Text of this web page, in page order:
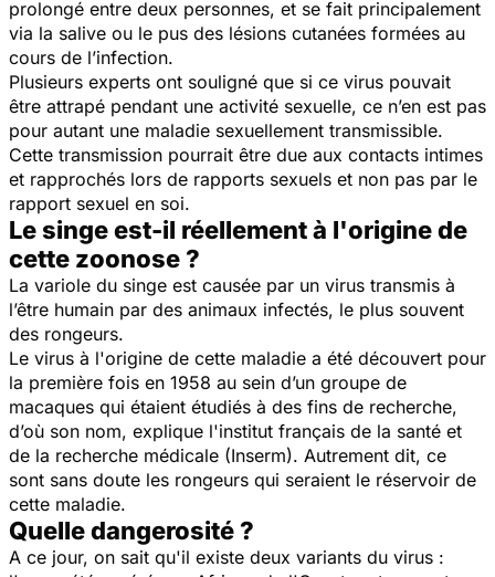
prolongé entre deux personnes, et se fait principalement
via la salive ou le pus des lésions cutanées formées au
cours de l’infection.
Plusieurs experts ont souligné que si ce virus pouvait
être attrapé pendant une activité sexuelle, ce n’en est pas
pour autant une maladie sexuellement transmissible.
Cette transmission pourrait être due aux contacts intimes
et rapprochés lors de rapports sexuels et non pas par le
rapport sexuel en soi.
Le singe est-il réellement à l'origine de
cette zoonose ?
La variole du singe est causée par un virus transmis à
l’être humain par des animaux infectés, le plus souvent
des rongeurs.
Le virus à l'origine de cette maladie a été découvert pour
la première fois en 1958 au sein d’un groupe de
macaques qui étaient étudiés à des fins de recherche,
d’où son nom, explique l'institut français de la santé et
de la recherche médicale (Inserm). Autrement dit, ce
sont sans doute les rongeurs qui seraient le réservoir de
cette maladie.
Quelle dangerosité ?
A ce jour, on sait qu'il existe deux variants du virus :